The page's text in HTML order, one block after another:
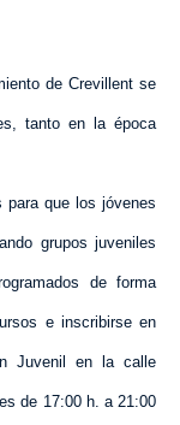
de Crevillent se
tanto en la época
para que los jóvenes
grupos juveniles
de forma
e inscribirse en
Juvenil en la calle
de 17:00 h. a 21:00